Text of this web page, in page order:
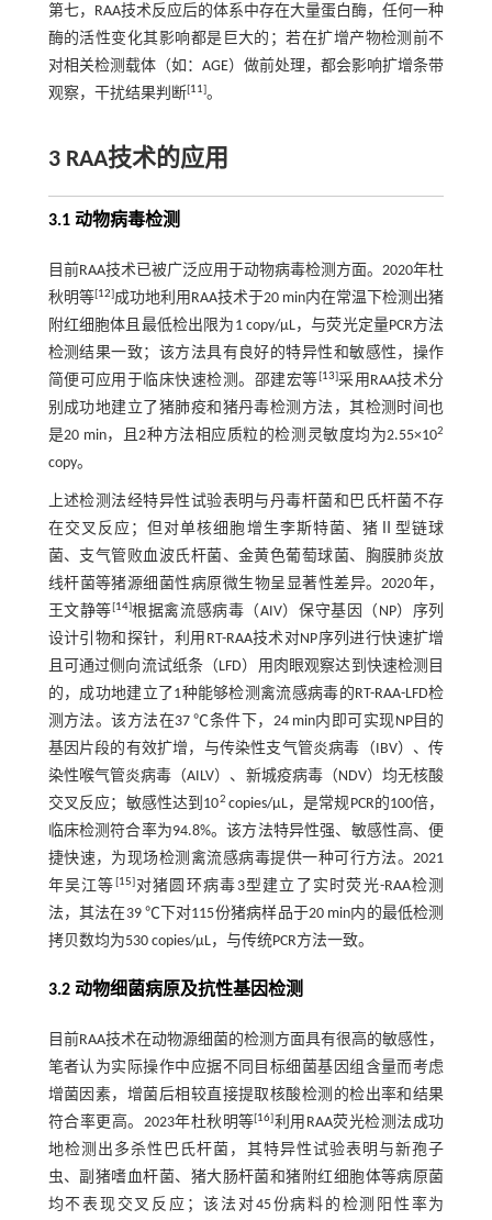
第七，RAA技术反应后的体系中存在大量蛋白酶，任何一种
酶的活性变化其影响都是巨大的；若在扩增产物检测前不
对相关检测载体（如：AGE）做前处理，都会影响扩增条带
观察，干扰结果判断[11]。
3 RAA技术的应用
3.1 动物病毒检测
目前RAA技术已被广泛应用于动物病毒检测方面。2020年杜
秋明等[12]成功地利用RAA技术于20 min内在常温下检测出猪
附红细胞体且最低检出限为1 copy/μL，与荧光定量PCR方法
检测结果一致；该方法具有良好的特异性和敏感性，操作
简便可应用于临床快速检测。邵建宏等[13]采用RAA技术分
别成功地建立了猪肺疫和猪丹毒检测方法，其检测时间也
是20 min，且2种方法相应质粒的检测灵敏度均为2.55×102
copy。
上述检测法经特异性试验表明与丹毒杆菌和巴氏杆菌不存
在交叉反应；但对单核细胞增生李斯特菌、猪Ⅱ型链球
菌、支气管败血波氏杆菌、金黄色葡萄球菌、胸膜肺炎放
线杆菌等猪源细菌性病原微生物呈显著性差异。2020年，
王文静等[14]根据禽流感病毒（AIV）保守基因（NP）序列
设计引物和探针，利用RT-RAA技术对NP序列进行快速扩增
且可通过侧向流试纸条（LFD）用肉眼观察达到快速检测目
的，成功地建立了1种能够检测禽流感病毒的RT-RAA-LFD检
测方法。该方法在37 ℃条件下，24 min内即可实现NP目的
基因片段的有效扩增，与传染性支气管炎病毒（IBV）、传
染性喉气管炎病毒（AILV）、新城疫病毒（NDV）均无核酸
交叉反应；敏感性达到102 copies/μL，是常规PCR的100倍，
临床检测符合率为94.8%。该方法特异性强、敏感性高、便
捷快速，为现场检测禽流感病毒提供一种可行方法。2021
年吴江等 [15]对猪圆环病毒3型建立了实时荧光-RAA检测
法，其法在39 ℃下对115份猪病样品于20 min内的最低检测
拷贝数均为530 copies/μL，与传统PCR方法一致。
3.2 动物细菌病原及抗性基因检测
目前RAA技术在动物源细菌的检测方面具有很高的敏感性，
笔者认为实际操作中应据不同目标细菌基因组含量而考虑
增菌因素，增菌后相较直接提取核酸检测的检出率和结果
符合率更高。2023年杜秋明等[16]利用RAA荧光检测法成功
地检测出多杀性巴氏杆菌，其特异性试验表明与新孢子
虫、副猪嗜血杆菌、猪大肠杆菌和猪附红细胞体等病原菌
均不表现交叉反应；该法对45份病料的检测阳性率为